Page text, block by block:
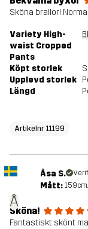
Sköna brallor!
Variety High-
waist Cropped
Pants
Köpt storlek S
Upplevd storlek
Längd
Artikelnr 11199
Å
Åsa S.
Mått:
Sköna!
Fantastiskt skönt